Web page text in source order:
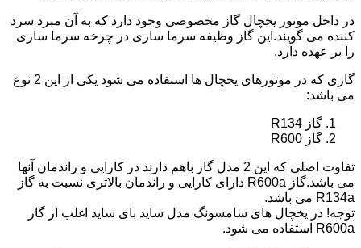
در داخل موتور یخچال گاز مخصوصی وجود دارد که به آن مبرد سرد
کننده می گویند.این گاز وظیفه سرما سازی در چرخه سرما سازی
را بر عهده دارد.
گازی که در موتورهای یخچال ها استفاده می شود یکی از این 2 نوع
می باشد:
گاز R134
گاز R600
تفاوت اصلی که این 2 مدل گاز باهم دارند در کارایی و راندمان آنها
می باشد.گاز R600a دارای کارایی و راندمان بالاتری نسبت به گاز
R134a می باشد.
توجه! در یخچال های سامسونگ مدل ساید بای ساید اغلب از گاز
R600a استفاده می شود.